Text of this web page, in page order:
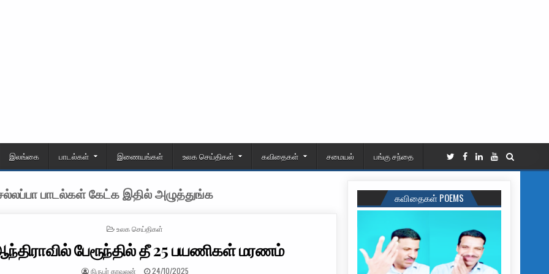
இலங்கை பாடல்கள் இணையங்கள் உலக செய்திகள் கவிதைகள் சமையல் பங்கு சந்தை
பாடல்கள் கேட்க இதில் அழுத்துங்க
POSTED IN
உலக செய்திகள்
பேரூந்தில் தீ 25 பயணிகள் மரணம்
AUTHOR:
நிருபர் காவலன் PUBLISHED DATE:
24/10/2025
கவிதைகள் POEMS